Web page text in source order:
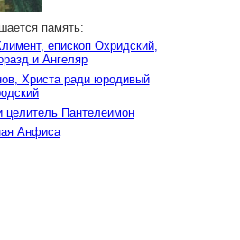
память:
епископ Охридский,
и Ангеляр
Христа ради юродивый
целитель Пантелеимон
Анфиса